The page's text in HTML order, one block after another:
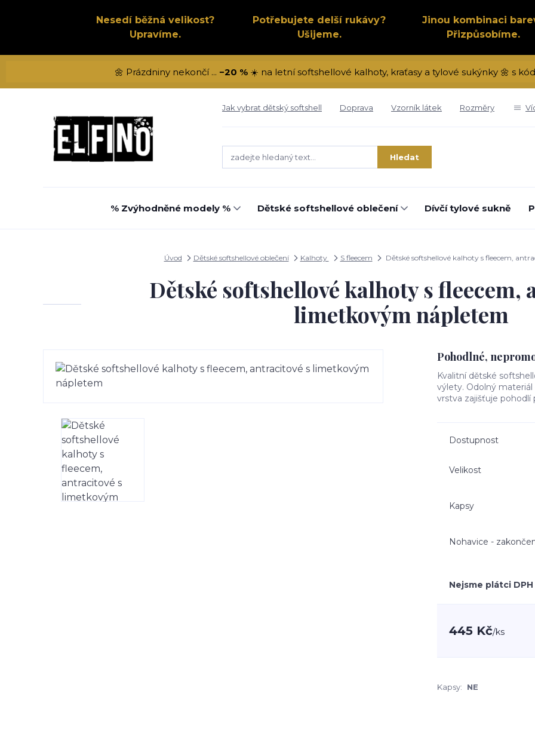
Nesedí běžná velikost?
Upravíme.
Potřebujete delší rukávy?
Ušijeme.
Jinou kombinaci
Přizpůsobíme.
🌼 Prázdniny nekončí ... −20 %☀️ na letní softshellové kalhoty, kraťasy a tylové sukýnky 🌼 s
Jak vybrat dětský softshell Doprava Vzorník látek Rozměry
Hledat
% Zvýhodněné modely % Dětské softshellové oblečení Dívčí tylové sukně
Úvod Dětské softshellové oblečení Kalhoty S fleecem Dětské softshellové kalhoty s fleecem,
Dětské softshellové kalhoty s fleecem,
limetkovým nápletem
Pohodlné,
Kvalitní dětské
výlety. Odolný
vrstva zajišťuje pohodlí
Dostupnost
Velikost
Kapsy
Nohavice -
Nejsme plátci DPH
445 Kč/ks
Kapsy: NE